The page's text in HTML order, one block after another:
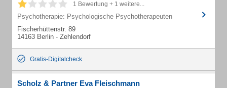
1 Bewertung + 1 weitere...
Psychotherapie: Psychologische Psychotherapeuten
Fischerhüttenstr. 89
14163 Berlin - Zehlendorf
Gratis-Digitalcheck
Scholz & Partner Eva Fleischmann